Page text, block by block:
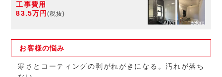
工事費用
83.5万円(税抜)
お客様の悩み
寒さとコーティングの剥がれがきになる。汚れが落ち